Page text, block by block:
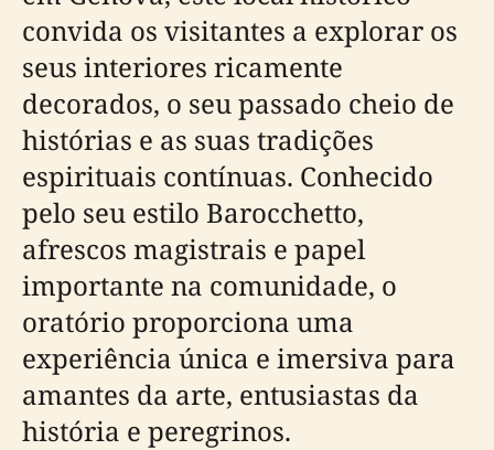
convida os visitantes a explorar os
seus interiores ricamente
decorados, o seu passado cheio de
histórias e as suas tradições
espirituais contínuas. Conhecido
pelo seu estilo Barocchetto,
afrescos magistrais e papel
importante na comunidade, o
oratório proporciona uma
experiência única e imersiva para
amantes da arte, entusiastas da
história e peregrinos.